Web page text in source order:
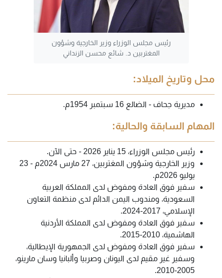
رئيس مجلس الوزراء وزير الخارجية وشؤون
المغتربين د. شائع محسن الزنداني
محل وتاريخ الميلاد:
مديرية جحاف - الضالع 16 سبتمبر 1954م.
المهام السابقة والحالية:
رئيس مجلس الوزراء، 15 يناير 2026 - حتى الآن.
وزير الخارجية وشؤون المغتربين، 27 مارس 2024م - 23
يوليو 2026م.
سفير فوق العادة ومفوض لدى المملكة العربية
السعودية، ومندوب اليمن الدائم لدى منظمة التعاون
الإسلامي، 2017-2024.
سفير فوق العادة ومفوض لدى المملكة الأردنية
الهاشمية، 2010-2015.
سفير فوق العادة ومفوض لدى الجمهورية الإيطالية،
وسفير غير مقيم لدى اليونان وصربيا وألبانيا وسان مارينو،
2005-2010.